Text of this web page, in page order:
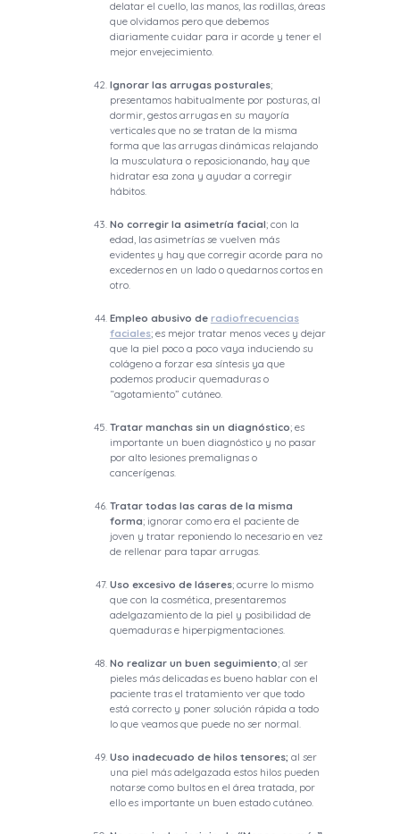
delatar el cuello, las manos, las rodillas, áreas
que olvidamos pero que debemos
diariamente cuidar para ir acorde y tener el
mejor envejecimiento.
Ignorar las arrugas posturales;
presentamos habitualmente por posturas, al
dormir, gestos arrugas en su mayoría
verticales que no se tratan de la misma
forma que las arrugas dinámicas relajando
la musculatura o reposicionando, hay que
hidratar esa zona y ayudar a corregir
hábitos.
No corregir la asimetría facial; con la
edad, las asimetrías se vuelven más
evidentes y hay que corregir acorde para no
excedernos en un lado o quedarnos cortos en
otro.
Empleo abusivo de radiofrecuencias
faciales; es mejor tratar menos veces y dejar
que la piel poco a poco vaya induciendo su
colágeno a forzar esa síntesis ya que
podemos producir quemaduras o
“agotamiento” cutáneo.
Tratar manchas sin un diagnóstico; es
importante un buen diagnóstico y no pasar
por alto lesiones premalignas o
cancerígenas.
Tratar todas las caras de la misma
forma; ignorar como era el paciente de
joven y tratar reponiendo lo necesario en vez
de rellenar para tapar arrugas.
Uso excesivo de láseres; ocurre lo mismo
que con la cosmética, presentaremos
adelgazamiento de la piel y posibilidad de
quemaduras e hiperpigmentaciones.
No realizar un buen seguimiento; al ser
pieles más delicadas es bueno hablar con el
paciente tras el tratamiento ver que todo
está correcto y poner solución rápida a todo
lo que veamos que puede no ser normal.
Uso inadecuado de hilos tensores; al ser
una piel más adelgazada estos hilos pueden
notarse como bultos en el área tratada, por
ello es importante un buen estado cutáneo.